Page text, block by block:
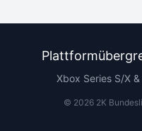
Xbox Series S/X
© 20262K